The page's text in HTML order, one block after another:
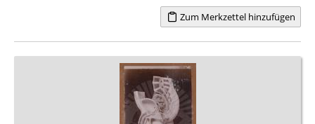
Zum Merkzettel hinzufügen